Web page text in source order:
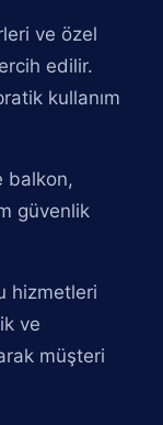
ve özel
edilir.
kullanım
balkon,
güvenlik
hizmetleri
ve
müşteri